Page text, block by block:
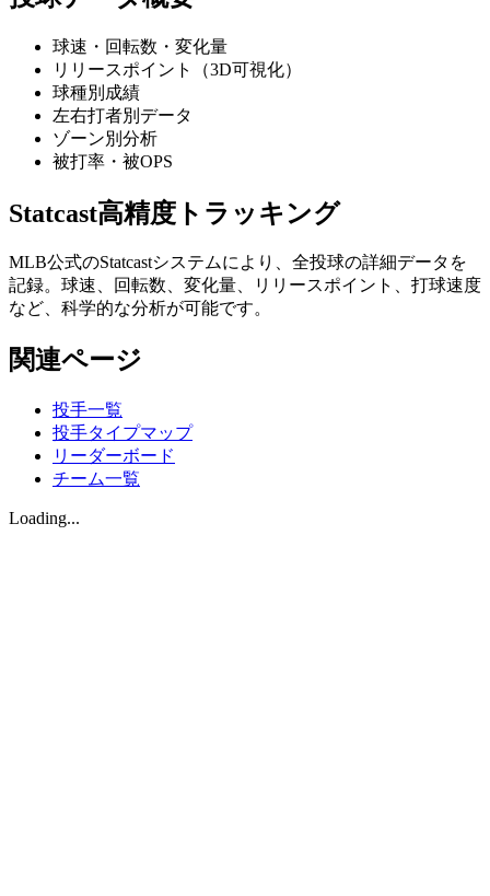
球速・回転数・変化量
リリースポイント（3D可視化）
球種別成績
左右打者別データ
ゾーン別分析
被打率・被OPS
Statcast高精度トラッキング
MLB公式のStatcastシステムにより、全投球の詳細データを
記録。球速、回転数、変化量、リリースポイント、打球速度
など、科学的な分析が可能です。
関連ページ
投手一覧
投手タイプマップ
リーダーボード
チーム一覧
Loading...